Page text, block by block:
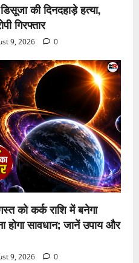
की दिनदहाड़े हत्या,
गिरफ्तार
9, 2026 0
को कर्क राशि में बनेगा
होगा सावधान; जानें उपाय और
9, 2026 0